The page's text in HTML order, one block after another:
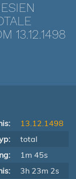
13.12.1498
13.12.1498
total
1m 45s
3h 23m 2s